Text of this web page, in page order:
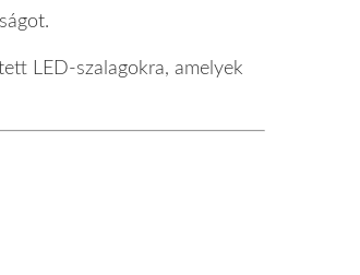
LED-szalagokra, amelyek